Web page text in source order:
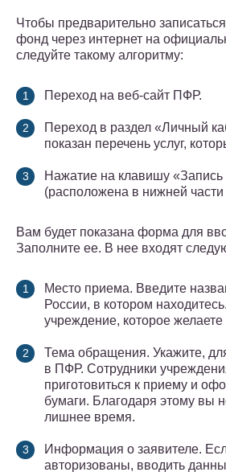
Чтобы предварительно
фонд через интернет на
следуйте такому алгоритму:
Переход на веб-сайт ПФР.
Переход в раздел «Личный
показан перечень услуг,
Нажатие на клавишу
(расположена в нижней
Вам будет показана форма для
Заполните ее. В нее входят
Место приема. Введите
России, в котором
учреждение, которое желаете
Тема обращения. Укажите,
в ПФР. Сотрудники
приготовиться к приему и
бумаги. Благодаря этому вы
лишнее время.
Информация о заявителе.
авторизованы, вводить